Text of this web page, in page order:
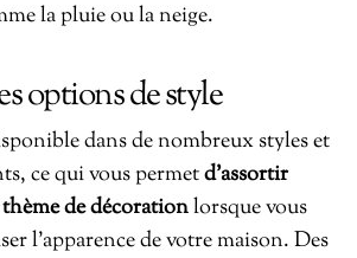
la pluie ou la neige.
options de style
dans de nombreux styles et
ce qui vous permetd’assortir
de décorationlorsque vous
l’apparence de votre maison. Des